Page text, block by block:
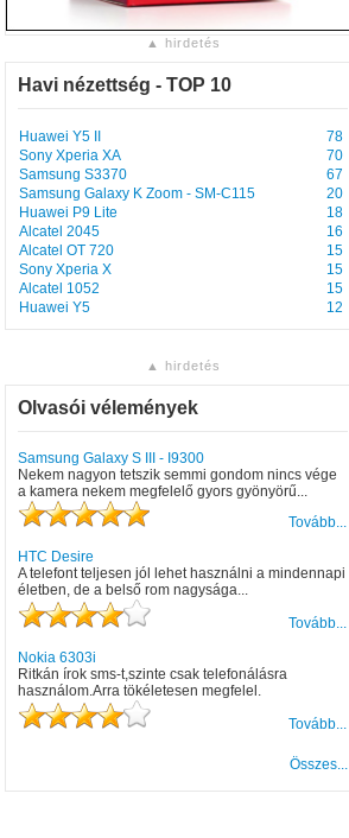
▲ hirdetés
Havi nézettség - TOP 10
Huawei Y5 II
78
Sony Xperia XA
70
Samsung S3370
67
Samsung Galaxy K Zoom - SM-C115
20
Huawei P9 Lite
18
Alcatel 2045
16
Alcatel OT 720
15
Sony Xperia X
15
Alcatel 1052
15
Huawei Y5
12
▲ hirdetés
Olvasói vélemények
Samsung Galaxy S III - I9300
Nekem nagyon tetszik semmi gondom nincs vége
a kamera nekem megfelelő gyors gyönyörű...
Tovább...
HTC Desire
A telefont teljesen jól lehet használni a mindennapi
életben, de a belső rom nagysága...
Tovább...
Nokia 6303i
Ritkán írok sms-t,szinte csak telefonálásra
használom.Arra tökéletesen megfelel.
Tovább...
Összes...